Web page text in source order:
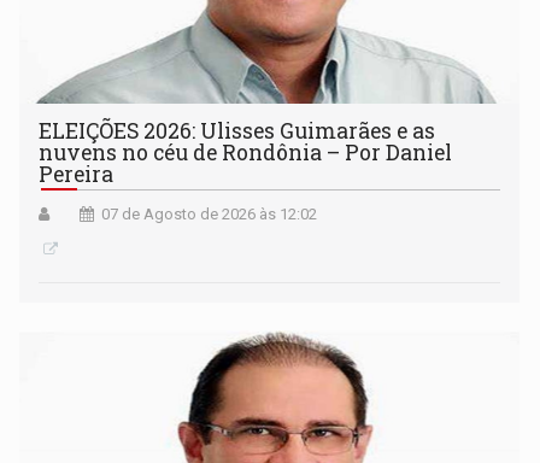
ELEIÇÕES 2026: Ulisses Guimarães e as
nuvens no céu de Rondônia – Por Daniel
Pereira
07 de Agosto de 2026 às 12:02